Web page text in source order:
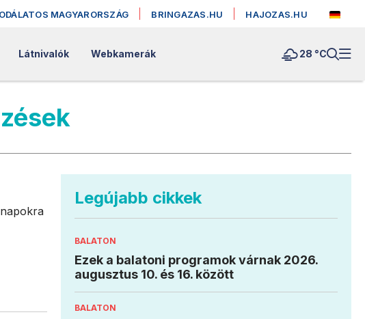
MAGYARORSZÁG BRINGAZAS.HU HAJOZAS.HU
Látnivalók Webkamerák 28 °C
Legújabb cikkek
BALATON
Ezek a balatoni programok várnak 2026.
augusztus 10. és 16. között
BALATON